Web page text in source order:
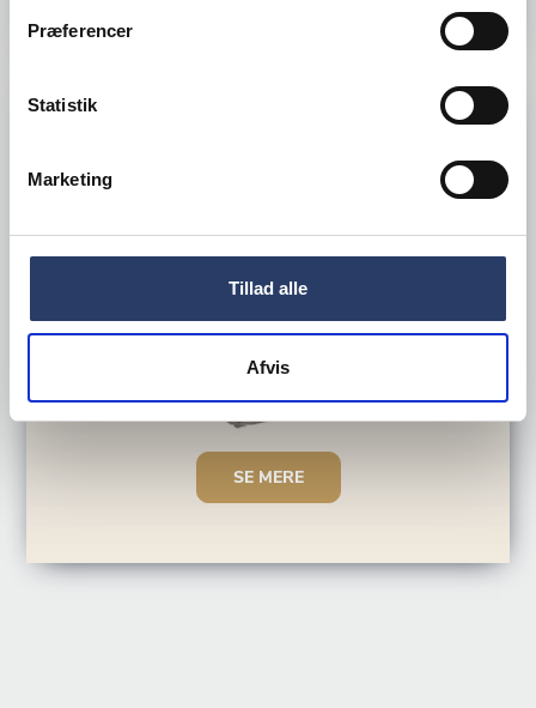
Præferencer
Statistik
Marketing
Tillad alle
Afvis
SE MERE